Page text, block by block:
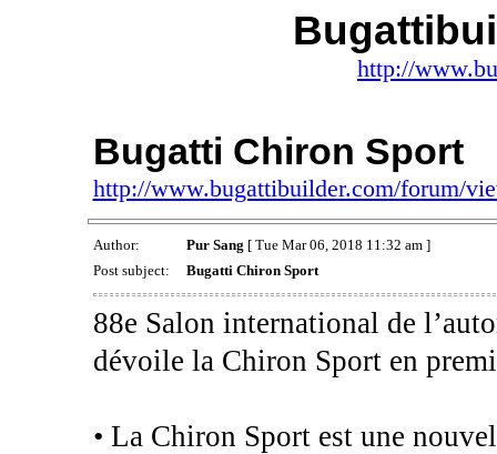
http://
Bugatti Chiron Sport
http://www.bugattibuilder.com/forum/
Author: Pur Sang [ Tue Mar 06, 2018 11:32 am ]
Post subject:
Bugatti Chiron Sport
88e Salon international de
dévoile la Chiron Sport en
• La Chiron Sport est une